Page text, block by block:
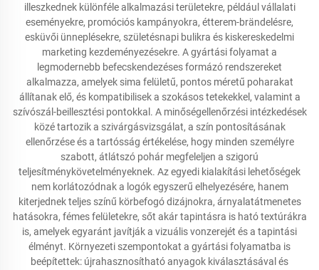
illeszkednek különféle alkalmazási területekre, például vállalati
eseményekre, promóciós kampányokra, étterem-brändelésre,
esküvői ünneplésekre, születésnapi bulikra és kiskereskedelmi
marketing kezdeményezésekre. A gyártási folyamat a
legmodernebb befecskendezéses formázó rendszereket
alkalmazza, amelyek sima felületű, pontos méretű poharakat
állítanak elő, és kompatibilisek a szokásos tetekekkel, valamint a
szívószál-beillesztési pontokkal. A minőségellenőrzési intézkedések
közé tartozik a szivárgásvizsgálat, a szín pontosításának
ellenőrzése és a tartósság értékelése, hogy minden személyre
szabott, átlátszó pohár megfeleljen a szigorú
teljesítménykövetelményeknek. Az egyedi kialakítási lehetőségek
nem korlátozódnak a logók egyszerű elhelyezésére, hanem
kiterjednek teljes színű körbefogó dizájnokra, árnyalatátmenetes
hatásokra, fémes felületekre, sőt akár tapintásra is ható textúrákra
is, amelyek egyaránt javítják a vizuális vonzerejét és a tapintási
élményt. Környezeti szempontokat a gyártási folyamatba is
beépítettek: újrahasznosítható anyagok kiválasztásával és